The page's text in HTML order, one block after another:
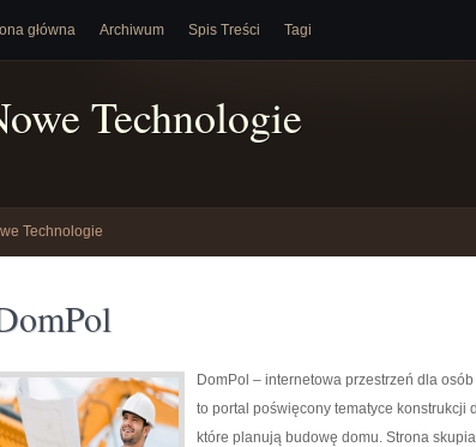
główna Archiwum Spis Treści Tagi
Technologie
Technologie
DomPol – internetowa przestrzeń dla
to portal poświęcony tematyce konstrukcji
które planują budowę domu. Strona